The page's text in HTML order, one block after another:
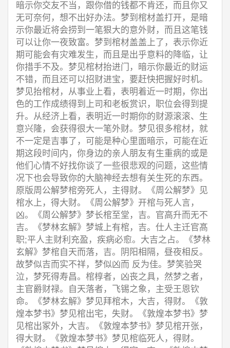
暗示你交友不当，跟你借的钱都不肯还，而且你又
无可奈何，想不出好办法。梦到棺材盖打开，是暗
示你最近将会捞到一笔狠大的意外财，而且这笔钱
可以让你一夜致富。梦到棺材盖盖上了，表示你近
期可能会有灾难发生，而且是出乎意料的降临，让
你措手不及。梦见棺材抬进门，暗示你最近的财运
不错，而且还可以招财进宝，要赶快把握好时机。
梦见抬棺材，从事业上看，表明着近一时期，你出
色的工作成绩得到上司和老板赏识，职位会得到提
升。从经济上看，表明近一时期你的财源滚滚、生
意兴隆，会获得很大一笔外财。梦见很多棺材，就
不一定是吉事了，可能是种心里面暗示，可能在近
期这段时间内，你身边的亲人朋友有生重病的或是
他们心情不好找你谈了一些很悲观的问题，这些情
况下也会导致你的大脑神经去想有关生死的东西。
原版周公解梦棺旁死人，主得财。《周公解梦》见
棺水上，得大财。《周公解梦》开棺与死人言，
凶。《周公解梦》梦长棺至堂，吉。官高升而无不
吉。《梦林玄解》梦城上有棺，吉。仕人主迁官髙
职;平人主财利充盈，疾病必愈。大吉之占。《梦林
玄解》梦棺自天而落，吉。阴阳相隔，昼夜相反。
故梦似吉而实不祥，梦似凶而 反为佳。梦笑验哭
泣，梦死得寿昌。棺椁者，凶丧之具，然梦之者，
主官爵财禄。自天落者，飞锡之象，主受王恩钦
命。《梦林玄解》梦见拜棺木，大吉，得财。《敦
煌本梦书》梦见棺出宅，失财。《敦煌本梦书》梦
见棺出冢外，大吉。《敦煌本梦书》梦见棺开张，
得大财。《敦煌本梦书》梦见棺临死人，得财。